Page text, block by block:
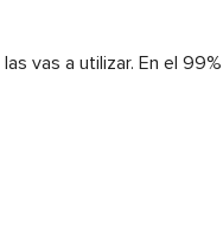
vas a utilizar. En el